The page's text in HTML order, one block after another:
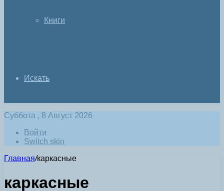
Книги
Искать
Суббота , 8 Август 2026
Войти
Switch skin
Главная/каркасные
каркасные